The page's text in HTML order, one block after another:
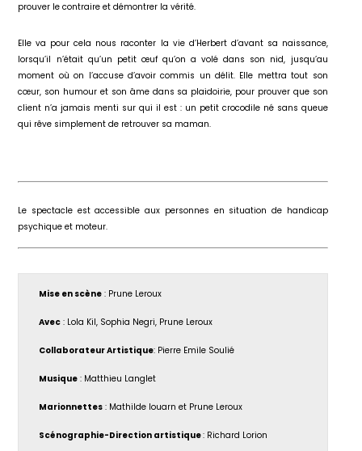
prouver le contraire et démontrer la vérité.
Elle va pour cela nous raconter la vie d’Herbert d’avant sa naissance,
lorsqu’il n’était qu’un petit œuf qu’on a volé dans son nid, jusqu’au
moment où on l’accuse d’avoir commis un délit. Elle mettra tout son
cœur, son humour et son âme dans sa plaidoirie, pour prouver que son
client n’a jamais menti sur qui il est : un petit crocodile né sans queue
qui rêve simplement de retrouver sa maman.
Le spectacle est accessible aux personnes en situation de handicap
psychique et moteur.
Mise en scène : Prune Leroux
Avec : Lola Kil, Sophia Negri, Prune Leroux
Collaborateur Artistique: Pierre Emile Soulié
Musique : Matthieu Langlet
Marionnettes : Mathilde louarn et Prune Leroux
Scénographie-Direction artistique: Richard Lorion